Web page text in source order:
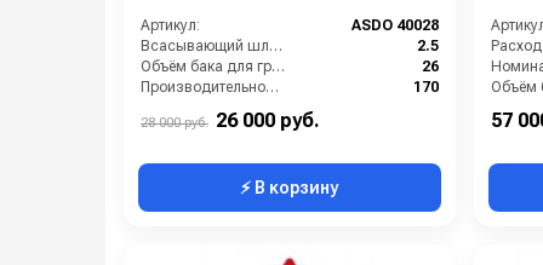
Артикул:
ASDO 40028
Всасывающий шланг (м):
2.5
Объём бака для грязи (л):
26
Производительность (м3/час):
170
28 000 руб. 26 000 руб.
⚡ В корзину
Объём
57